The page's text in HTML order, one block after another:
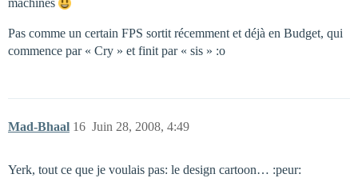
machines
Pas comme un certain FPS sortit récemment et déjà en Budget, qui
commence par « Cry » et finit par « sis » :o
Mad-Bhaal Juin 28, 2008, 4:49
16
Yerk, tout ce que je voulais pas: le design cartoon… :peur: